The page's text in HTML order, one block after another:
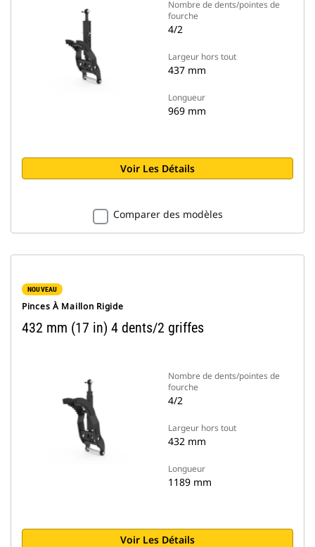
Nombre de dents/pointes de
fourche
4/2
Largeur hors tout
437 mm
Longueur
969 mm
Voir Les Détails
Comparer des modèles
NOUVEAU
Pinces À Maillon Rigide
432 mm (17 in) 4 dents/2 griffes
Nombre de dents/pointes de
fourche
4/2
Largeur hors tout
432 mm
Longueur
1189 mm
Voir Les Détails